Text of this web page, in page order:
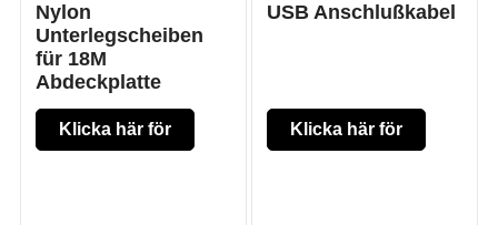
Nylon
Unterlegscheiben
für 18M
Abdeckplatte
Klicka här för
USB Anschlußkabel
Klicka här för